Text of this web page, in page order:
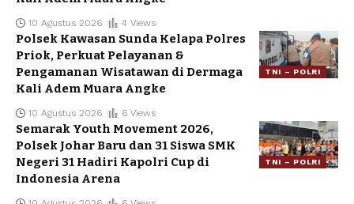
10 Agustus 2026 4 Views
TNI – POLRI
Polsek Kawasan Sunda Kelapa Polres
Priok, Perkuat Pelayanan &
Pengamanan Wisatawan di Dermaga
Kali Adem Muara Angke
10 Agustus 2026 6 Views
TNI – POLRI
Semarak Youth Movement 2026,
Polsek Johar Baru dan 31 Siswa SMK
Negeri 31 Hadiri Kapolri Cup di
Indonesia Arena